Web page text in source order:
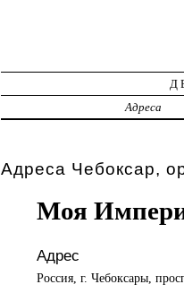
Адреса
Адреса Чебоксар,
Моя
Адрес
Россия, г. Чебоксары,